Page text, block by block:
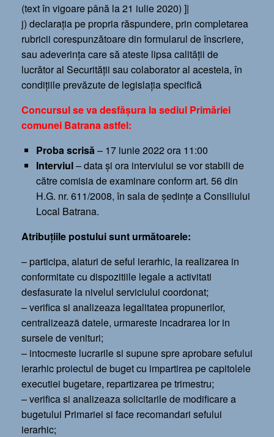
(text în vigoare până la 21 iulie 2020) ]|
j) declaraţia pe propria răspundere, prin completarea
rubricii corespunzătoare din formularul de înscriere,
sau adeverinţa care să ateste lipsa calităţii de
lucrător al Securităţii sau colaborator al acesteia, în
condiţiile prevăzute de legislaţia specifică
Concursul se va desfăşura la sediul Primăriei
comunei Batrana astfel:
Proba scrisă– 17 iunie 2022 ora 11:00
Interviul– data şi ora interviului se vor stabili de
către comisia de examinare conform art. 56 din
H.G. nr. 611/2008, în sala de şedinţe a Consiliului
Local Batrana.
Atribuţiile postului sunt următoarele:
– participa, alaturi de seful ierarhic, la realizarea in
conformitate cu dispozitiile legale a activitati
desfasurate la nivelul serviciului coordonat;
– verifica si analizeaza legalitatea propunerilor,
centralizeazã datele, urmareste incadrarea lor in
sursele de venituri;
– intocmeste lucrarile si supune spre aprobare sefului
ierarhic proiectul de buget cu impartirea pe capitolele
executiei bugetare, repartizarea pe trimestru;
– verifica si analizeaza solicitarile de modificare a
bugetului Primariei si face recomandari sefului
ierarhic;